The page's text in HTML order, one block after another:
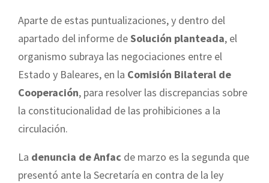
Aparte de estas puntualizaciones, y dentro del
apartado del informe deSolución planteada, el
organismo subraya las negociaciones entre el
Estado y Baleares, en la Comisión Bilateral de
Cooperación, para resolver las discrepancias sobre
la constitucionalidad de las prohibiciones a la
circulación.
La denuncia de Anfac de marzo es la segunda que
presentó ante la Secretaría en contra de la ley